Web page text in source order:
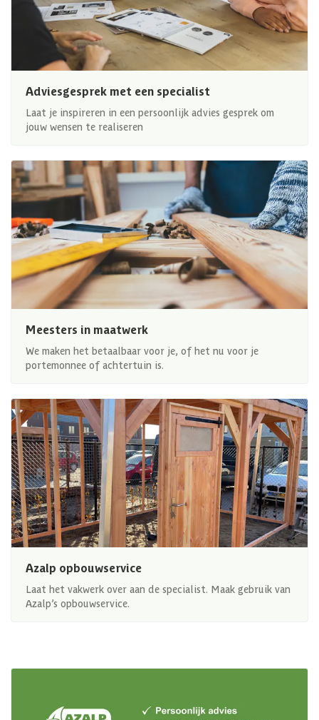
Adviesgesprek met een specialist
Laat je inspireren in een persoonlijk advies gesprek om
jouw wensen te realiseren
Meesters in maatwerk
We maken het betaalbaar voor je, of het nu voor je
portemonnee of achtertuin is.
Azalp opbouwservice
Laat het vakwerk over aan de specialist. Maak gebruik van
Azalp’s opbouwservice.